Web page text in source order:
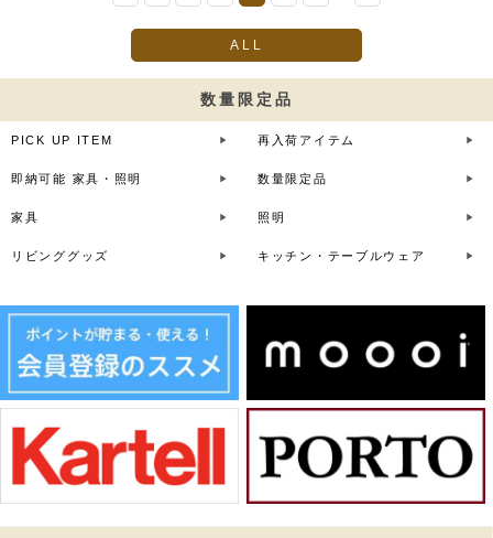
ALL
数量限定品
PICK UP ITEM 再入荷アイテム
即納可能 家具・照明 数量限定品
家具 照明
リビンググッズ キッチン・テーブルウェア